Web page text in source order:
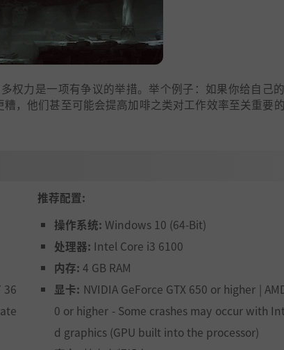
权力是一项有争议的举措。举个例子：如果你给自己
，他们甚至可能会提高加啡之类对工作效率至关重要
36
推荐配置:
操作系统: Windows 10 (64-Bit)
处理器: Intel Core i3 6100
内存: 4 GB RAM
显卡: NVIDIA GeForce GTX 650 or higher |
0 or higher - Some crashes may occur with
d graphics (GPU built into the processor)